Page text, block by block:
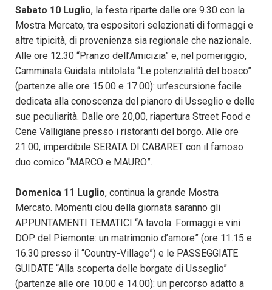
Sabato 10 Luglio, la festa riparte dalle ore 9.30 con la
Mostra Mercato, tra espositori selezionati di formaggi e
altre tipicità, di provenienza sia regionale che nazionale.
Alle ore 12.30 “Pranzo dell’Amicizia” e, nel pomeriggio,
Camminata Guidata intitolata “Le potenzialità del bosco”
(partenze alle ore 15.00 e 17.00): un’escursione facile
dedicata alla conoscenza del pianoro di Usseglio e delle
sue peculiarità. Dalle ore 20,00, riapertura Street Food e
Cene Valligiane presso i ristoranti del borgo. Alle ore
21.00, imperdibile SERATA DI CABARET con il famoso
duo comico “MARCO e MAURO”.
Domenica 11 Luglio, continua la grande Mostra
Mercato. Momenti clou della giornata saranno gli
APPUNTAMENTI TEMATICI “A tavola. Formaggi e vini
DOP del Piemonte: un matrimonio d’amore” (ore 11.15 e
16.30 presso il “Country-Village”) e le PASSEGGIATE
GUIDATE “Alla scoperta delle borgate di Usseglio”
(partenze alle ore 10.00 e 14.00): un percorso adatto a